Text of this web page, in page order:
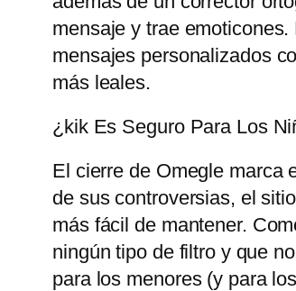
mensaje y trae
mensajes personalizados
más leales.
¿kik Es Seguro Para Los
El cierre de Omegle
de sus controversias, el
más fácil de mantener.
ningún tipo de filtro y que
para los menores (y para